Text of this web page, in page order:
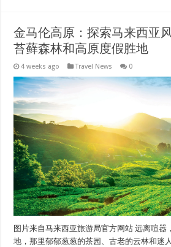
金马伦高原：探索马来西亚
苔藓森林和高原度假胜地
4 weeks ago Travel News 0
图片来自马来西亚旅游局官方网站 远离喧嚣
地，那里郁郁葱葱的茶园、古老的云林和迷